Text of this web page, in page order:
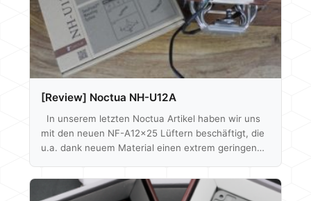
[Review] Noctua NH-U12A
In unserem letzten Noctua Artikel haben wir uns
mit den neuen NF-A12x25 Lüftern beschäftigt, die
u.a. dank neuem Material einen extrem geringen
Die dadurch entstehenden Performance-Vorzüge
sollen jetzt auch auf Noctua´s CPU Kühler